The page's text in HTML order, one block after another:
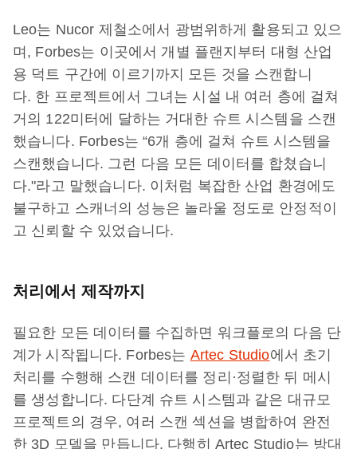
Leo는 Nucor 제철소에서 광범위하게 활용되고 있으
며, Forbes는 이곳에서 개별 플랜지부터 대형 산업
용 덕트 구간에 이르기까지 모든 것을 스캔합니
다. 한 프로젝트에서 그녀는 시설 내 여러 층에 걸쳐
거의 122미터에 달하는 거대한 슈트 시스템을 스캔
했습니다. Forbes는 “6개 층에 걸쳐 슈트 시스템을
스캔했습니다. 그런 다음 모든 데이터를 합쳤습니
다."라고 말했습니다. 이처럼 복잡한 산업 환경에도
불구하고 스캐너의 성능은 놀라울 정도로 안정적이
고 신뢰할 수 있었습니다.
처리에서 제작까지
필요한 모든 데이터를 수집하면 워크플로의 다음 단
계가 시작됩니다. Forbes는 Artec Studio에서 초기
처리를 수행해 스캔 데이터를 정리·정렬한 뒤 메시
를 생성합니다. 다단계 슈트 시스템과 같은 대규모
프로젝트의 경우, 여러 스캔 섹션을 병합하여 완전
한 3D 모델을 만듭니다. 다행히 Artec Studio는 방대